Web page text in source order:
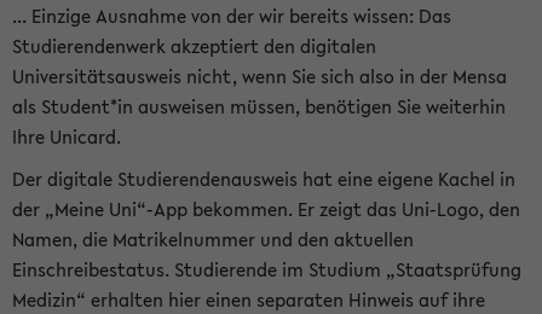
... Einzige Ausnahme von der wir bereits wissen: Das
Studierendenwerk akzeptiert den digitalen
Universitätsausweis nicht, wenn Sie sich also in der Mensa
als Student*in ausweisen müssen, benötigen Sie weiterhin
Ihre Unicard.
Der digitale Studierendenausweis hat eine eigene Kachel in
der „Meine Uni“-App bekommen. Er zeigt das Uni-Logo, den
Namen, die Matrikelnummer und den aktuellen
Einschreibestatus. Studierende im Studium „Staatsprüfung
Medizin“ erhalten hier einen separaten Hinweis auf ihre